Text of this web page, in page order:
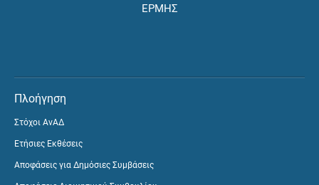
ΕΡΜΗΣ
Πλοήγηση
Στόχοι ΑνΑΔ
Ετήσιες Εκθέσεις
Αποφάσεις για Δημόσιες Συμβάσεις